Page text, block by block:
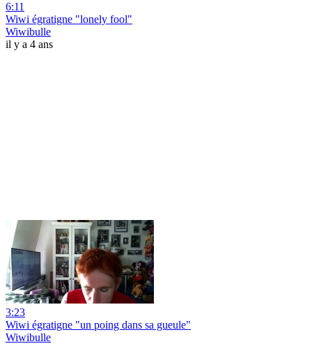
6:11
Wiwi égratigne "lonely fool"
Wiwibulle
il y a 4 ans
3:23
Wiwi égratigne "un poing dans sa gueule"
Wiwibulle